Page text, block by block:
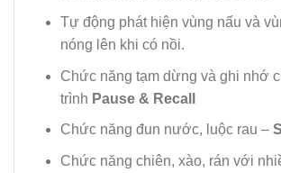
Tự động phát hiện vùng nấu và
nóng lên khi có nồi.
Chức năng tạm dừng và ghi nhớ
trình Pause & Recall
Chức năng đun nước, luộc rau –
Chức năng chiên, xào, rán với